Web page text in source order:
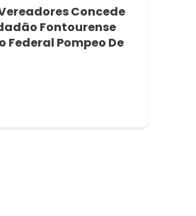
Concede
Fontourense
Federal Pompeo De